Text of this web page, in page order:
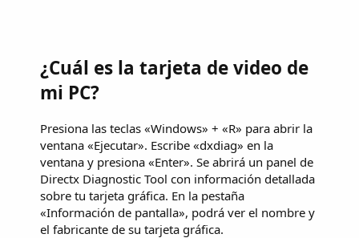
¿Cuál es la tarjeta de video de
mi PC?
Presiona las teclas «Windows» + «R» para abrir la
ventana «Ejecutar». Escribe «dxdiag» en la
ventana y presiona «Enter». Se abrirá un panel de
Directx Diagnostic Tool con información detallada
sobre tu tarjeta gráfica. En la pestaña
«Información de pantalla», podrá ver el nombre y
el fabricante de su tarjeta gráfica.